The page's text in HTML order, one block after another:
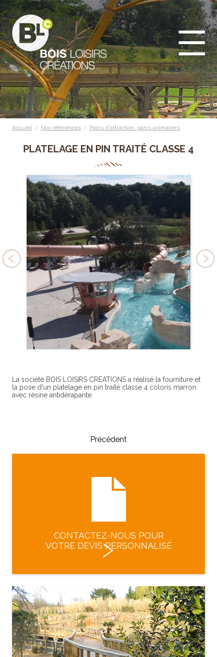
Accueil / Nos références / Parcs d'attraction, parcs animaliers
PLATELAGE EN PIN TRAITÉ CLASSE 4
La société BOIS LOISIRS CREATIONS a réalisé la fourniture et
la pose d'un platelage en pin traité classe 4 coloris marron
avec résine antidérapante.
Précédent
CONTACTEZ-NOUS POUR
VOTRE DEVIS PERSONNALISÉ